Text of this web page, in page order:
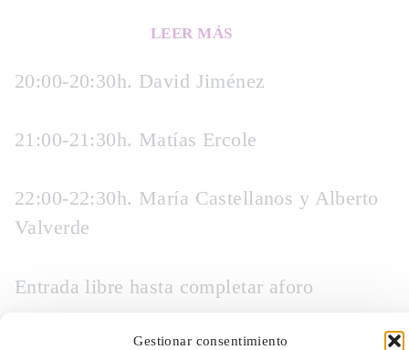
Gestionar consentimiento
LEER MÁS
20:00-20:30h. David Jiménez
21:00-21:30h. Matías Ercole
22:00-22:30h. María Castellanos y Alberto
Valverde
Entrada libre hasta completar aforo